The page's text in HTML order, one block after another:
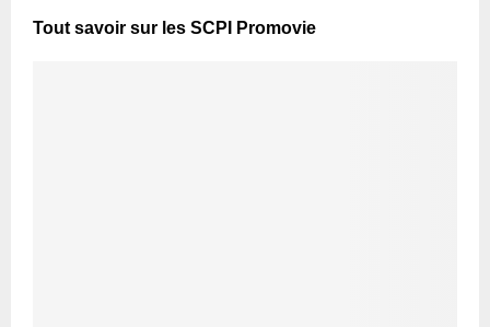
Tout savoir sur les SCPI Promovie